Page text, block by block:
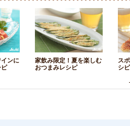
ンに
家飲み限定！夏を楽しむ
おつまみレシピ
ス
シピ